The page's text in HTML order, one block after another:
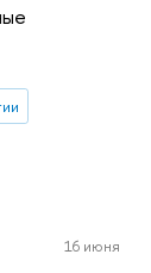
16 июня